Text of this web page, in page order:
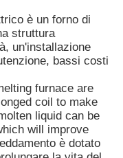
è un forno di
struttura
un'installazione
bassi costi
furnace are
coil to make
liquid can be
will improve
è dotato